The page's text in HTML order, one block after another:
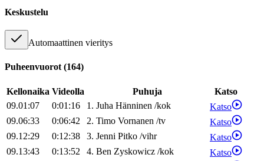
Keskustelu
Automaattinen vieritys
Puheenvuorot (164)
Kellonaika Videolla Puhuja
Katso
09.01:07
0:01:16 1. Juha Hänninen /kok
Katso
09.06:33
0:06:42 2. Timo Vornanen /tv
Katso
09.12:29
0:12:38 3. Jenni Pitko /vihr
Katso
09.13:43
0:13:52 4. Ben Zyskowicz /kok
Katso